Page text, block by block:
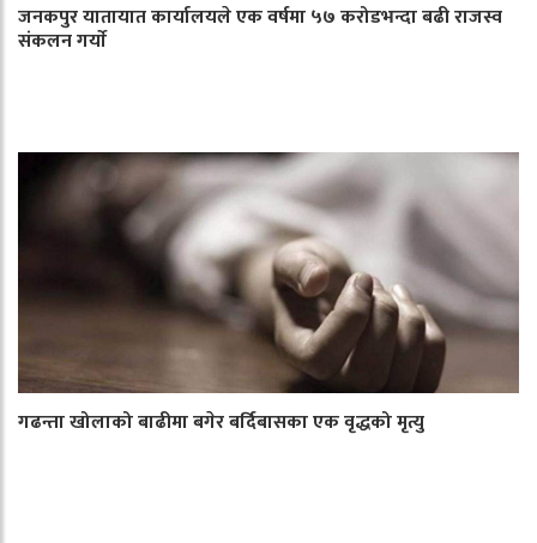
जनकपुर यातायात कार्यालयले एक वर्षमा ५७ करोडभन्दा बढी राजस्व
संकलन गर्याे
गढन्ता खोलाको बाढीमा बगेर बर्दिबासका एक वृद्धको मृत्यु